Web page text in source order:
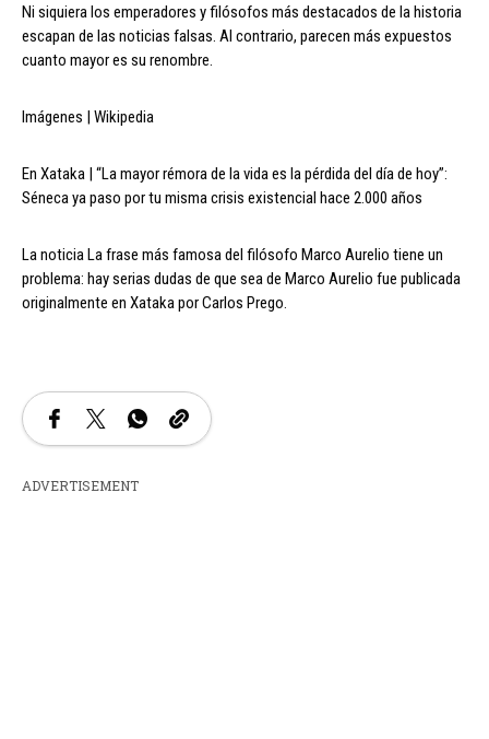
Ni siquiera los emperadores y filósofos más destacados de la historia
escapan de las noticias falsas. Al contrario, parecen más expuestos
cuanto mayor es su renombre.
Imágenes | Wikipedia
En Xataka | “La mayor rémora de la vida es la pérdida del día de hoy”:
Séneca ya paso por tu misma crisis existencial hace 2.000 años
La noticia La frase más famosa del filósofo Marco Aurelio tiene un
problema: hay serias dudas de que sea de Marco Aurelio fue publicada
originalmente en Xataka por Carlos Prego.
ADVERTISEMENT